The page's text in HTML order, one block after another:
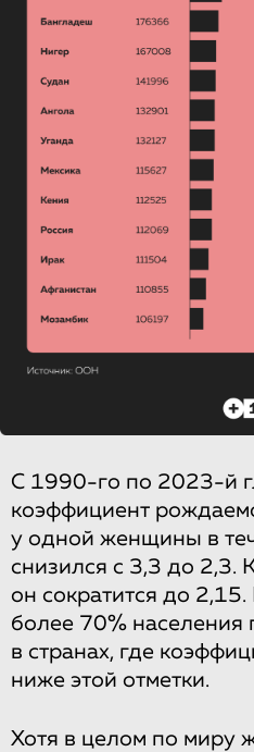
С 1990-го по 2023-й
коэффициент
у одной женщины в
снизился с 3,3 до 2,3.
он сократится до
более 70% населения
в странах, где
ниже этой отметки.
Хотя в целом по миру